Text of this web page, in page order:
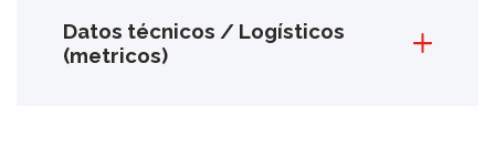
Datos técnicos / Logísticos
(metricos)